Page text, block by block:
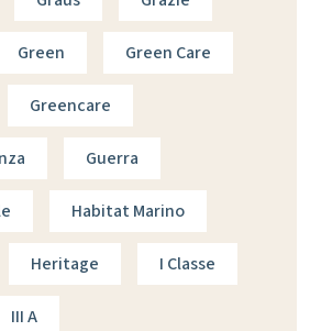
Green Green Care
Greencare
Guerra
Habitat Marino
Heritage I Classe
III A